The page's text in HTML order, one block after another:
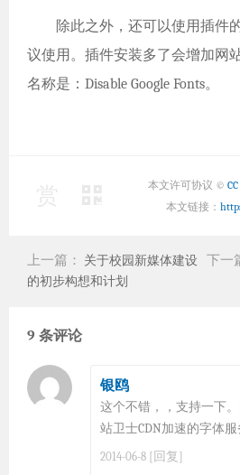
除此之外，还可以使用插件
议使用。插件安装多了会增加网
名称是：Disable Google Fonts。
本文许可协议 ©
本文链接：
上一篇： 关于校园新媒体建设
的初步构想和计划
下一
9 条评论
银鸥
这个不错，，支持一下
站卫士CDN加速的字体服
2014-06-8 [回复]